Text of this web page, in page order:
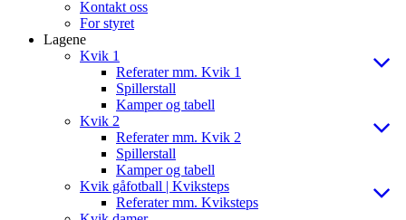
Kontakt oss
For styret
Lagene
Kvik 1
Referater mm. Kvik 1
Spillerstall
Kamper og tabell
Kvik 2
Referater mm. Kvik 2
Spillerstall
Kamper og tabell
Kvik gåfotball | Kviksteps
Referater mm. Kviksteps